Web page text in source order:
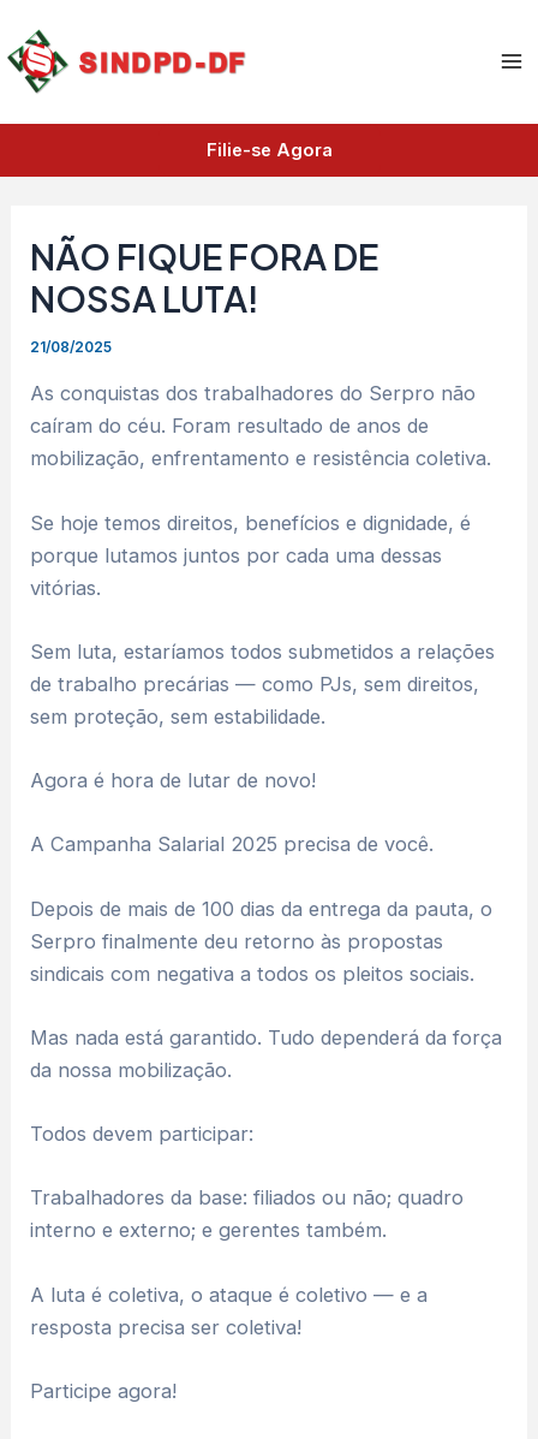
para
Filie-se Agora
NÃO FIQUE FORA DE
NOSSA LUTA!
21/08/2025
As conquistas dos trabalhadores do Serpro não
caíram do céu. Foram resultado de anos de
mobilização, enfrentamento e resistência coletiva.
Se hoje temos direitos, benefícios e dignidade, é
porque lutamos juntos por cada uma dessas
vitórias.
Sem luta, estaríamos todos submetidos a relações
de trabalho precárias — como PJs, sem direitos,
sem proteção, sem estabilidade.
Agora é hora de lutar de novo!
A Campanha Salarial 2025 precisa de você.
Depois de mais de 100 dias da entrega da pauta, o
Serpro finalmente deu retorno às propostas
sindicais com negativa a todos os pleitos sociais.
Mas nada está garantido. Tudo dependerá da força
da nossa mobilização.
Todos devem participar:
Trabalhadores da base: filiados ou não; quadro
interno e externo; e gerentes também.
A luta é coletiva, o ataque é coletivo — e a
resposta precisa ser coletiva!
Participe agora!
r
q
u
v
s